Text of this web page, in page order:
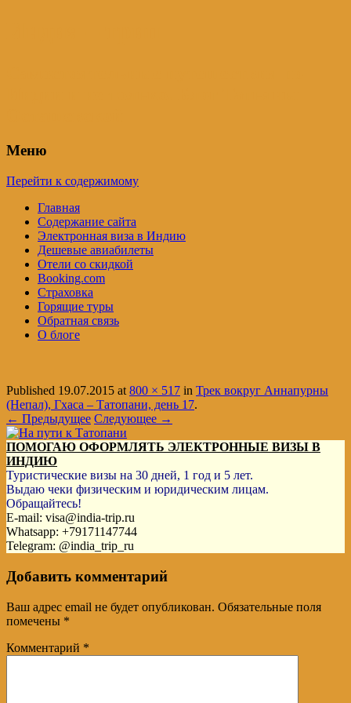
Меню
Перейти к содержимому
Главная
Содержание сайта
Электронная виза в Индию
Дешевые авиабилеты
Отели со скидкой
Booking.com
Страховка
Горящие туры
Обратная связь
О блоге
Published 19.07.2015 at800 × 517 in Трек вокруг Аннапурны
(Непал), Гхаса – Татопани, день 17.
← Предыдущее Следующее →
ПОМОГАЮ ОФОРМЛЯТЬ ЭЛЕКТРОННЫЕ ВИЗЫ В
ИНДИЮ
Туристические визы на 30 дней, 1 год и 5 лет.
Выдаю чеки физическим и юридическим лицам.
Обращайтесь!
E-mail: visa@india-trip.ru
Whatsapp: +79171147744
Telegram: @india_trip_ru
Добавить комментарий
Ваш адрес email не будет опубликован. Обязательные поля
помечены *
Комментарий *